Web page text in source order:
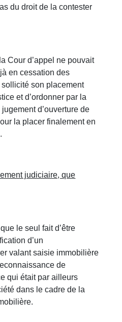
du droit de la contester
Cour d’appel ne pouvait
en cessation des
son placement
et d’ordonner par la
d’ouverture de
la placer finalement en
judiciaire, que
le seul fait d’être
d’un
valant saisie immobilière
de
qui était par ailleurs
dans le cadre de la